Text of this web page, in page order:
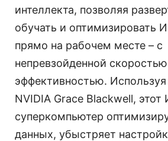
интеллекта, позволяя
обучать и оптимизировать
прямо на рабочем месте – с
непревзойденной
эффективностью. Используя
NVIDIA Grace Blackwell,
суперкомпьютер
данных, убыстряет